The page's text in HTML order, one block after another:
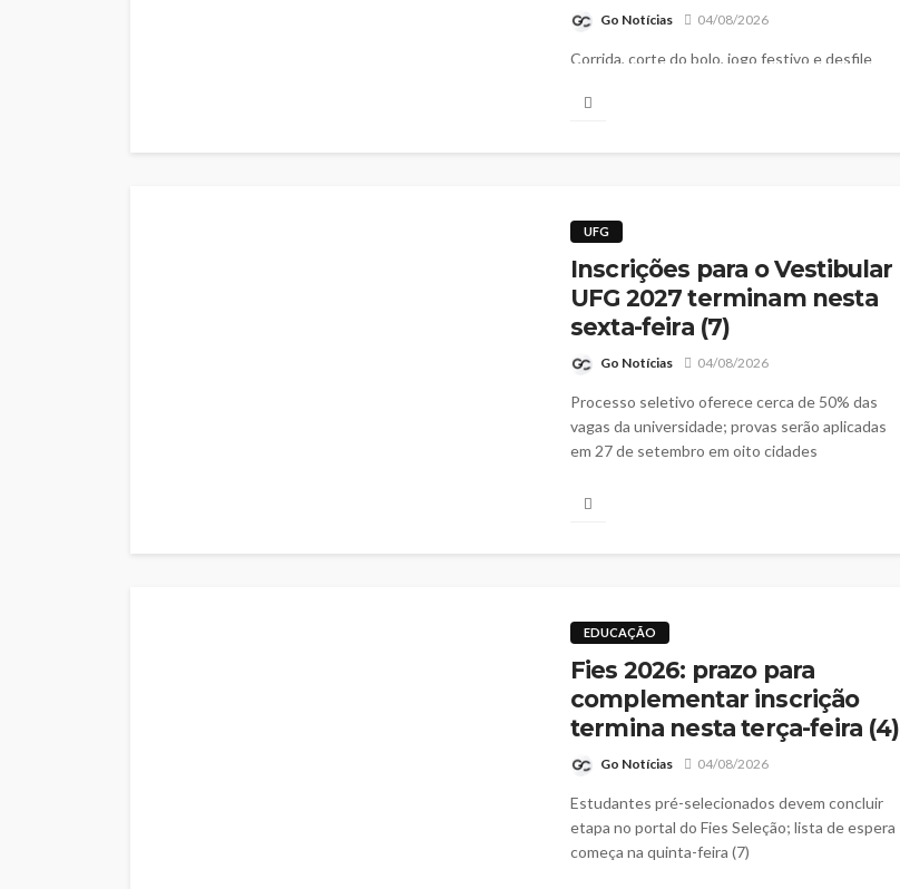
Go Notícias 04/08/2026
Corrida, corte do bolo, jogo festivo e desfile
às 16h para ampliar a participação das famílias
UFG
Inscrições para o Vestibular
UFG 2027 terminam nesta
sexta-feira (7)
Go Notícias 04/08/2026
Processo seletivo oferece cerca de 50% das
vagas da universidade; provas serão aplicadas
em 27 de setembro em oito cidades
EDUCAÇÃO
Fies 2026: prazo para
complementar inscrição
termina nesta terça-feira (4)
Go Notícias 04/08/2026
Estudantes pré-selecionados devem concluir
etapa no portal do Fies Seleção; lista de espera
começa na quinta-feira (7)